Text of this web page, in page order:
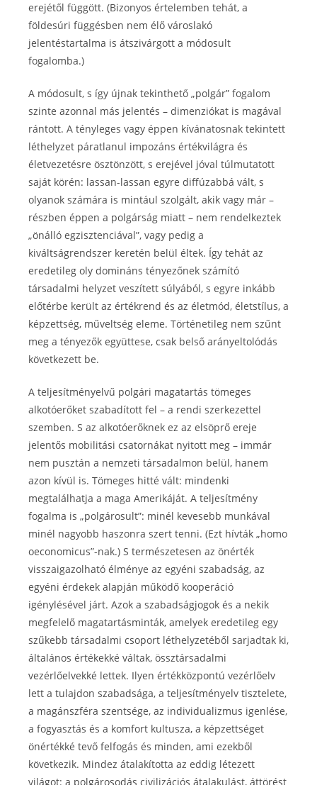
erejétől függött. (Bizonyos értelemben tehát, a
földesúri függésben nem élő városlakó
jelentéstartalma is átszivárgott a módosult
fogalomba.)
A módosult, s így újnak tekinthető „polgár” fogalom
szinte azonnal más jelentés – dimenziókat is magával
rántott. A tényleges vagy éppen kívánatosnak tekintett
léthelyzet páratlanul impozáns értékvilágra és
életvezetésre ösztönzött, s erejével jóval túlmutatott
saját körén: lassan-lassan egyre diffúzabbá vált, s
olyanok számára is mintául szolgált, akik vagy már –
részben éppen a polgárság miatt – nem rendelkeztek
„önálló egzisztenciával”, vagy pedig a
kiváltságrendszer keretén belül éltek. Így tehát az
eredetileg oly domináns tényezőnek számító
társadalmi helyzet veszített súlyából, s egyre inkább
előtérbe került az értékrend és az életmód, életstílus, a
képzettség, műveltség eleme. Történetileg nem szűnt
meg a tényezők együttese, csak belső arányeltolódás
következett be.
A teljesítményelvű polgári magatartás tömeges
alkotóerőket szabadított fel – a rendi szerkezettel
szemben. S az alkotóerőknek ez az elsöprő ereje
jelentős mobilitási csatornákat nyitott meg – immár
nem pusztán a nemzeti társadalmon belül, hanem
azon kívül is. Tömeges hitté vált: mindenki
megtalálhatja a maga Amerikáját. A teljesítmény
fogalma is „polgárosult”: minél kevesebb munkával
minél nagyobb haszonra szert tenni. (Ezt hívták „homo
oeconomicus”-nak.) S természetesen az önérték
visszaigazolható élménye az egyéni szabadság, az
egyéni érdekek alapján működő kooperáció
igénylésével járt. Azok a szabadságjogok és a nekik
megfelelő magatartásminták, amelyek eredetileg egy
szűkebb társadalmi csoport léthelyzetéből sarjadtak ki,
általános értékekké váltak, össztársadalmi
vezérlőelvekké lettek. Ilyen értékközpontú vezérlőelv
lett a tulajdon szabadsága, a teljesítményelv tisztelete,
a magánszféra szentsége, az individualizmus igenlése,
a fogyasztás és a komfort kultusza, a képzettséget
önértékké tevő felfogás és minden, ami ezekből
következik. Mindez átalakította az eddig létezett
világot: a polgárosodás civilizációs átalakulást, áttörést